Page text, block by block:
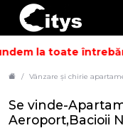
la toate
Vânzare și chirie
Se vinde-
Aeroport,Bacioii